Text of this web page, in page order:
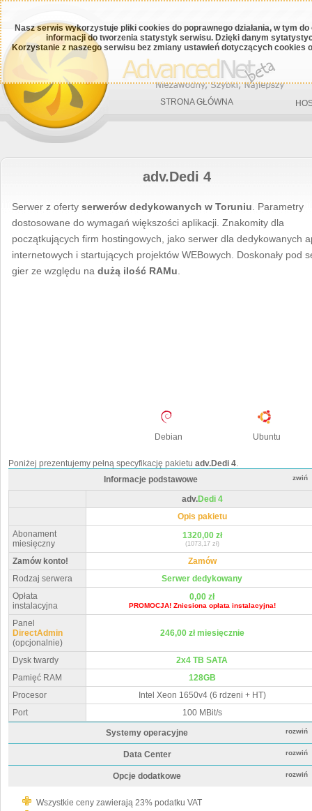
Nasz serwis wykorzystuje pliki cookies do poprawnego działania, w tym
informacji do tworzenia statystyk serwisu. Dzięki danym
Korzystanie z naszego serwisu bez zmiany ustawień dotyczących cookies
STRONA GŁÓWNA
adv.Dedi 4
Serwer z oferty serwerów dedykowanych w Toruniu . Parametry
dostosowane do wymagań większości aplikacji. Znakomity dla
początkujących firm hostingowych, jako serwer dla dedykowanych
internetowych i startujących projektów WEBowych. Doskonały pod
gier ze względu na dużą ilość RAMu
Debian Ubuntu
Poniżej prezentujemy pełną specyfikację pakietu adv.Dedi 4.
Informacje podstawowe
zwiń
adv.Dedi 4
Opis pakietu
Abonament
miesięczny
1320,00 zł
(1073,17 zł)
Zamów konto!
Zamów
Rodzaj serwera
Serwer dedykowany
Opłata
instalacyjna
0,00 zł
PROMOCJA! Zniesiona opłata instalacyjna!
Panel
DirectAdmin
(opcjonalnie)
246,00 zł miesięcznie
Dysk twardy
2x4 TB SATA
Pamięć RAM
128GB
Procesor
Intel Xeon 1650v4 (6 rdzeni + HT)
Port
100 MBit/s
Systemy operacyjne rozwiń
Data Center rozwiń
Opcje dodatkowe rozwiń
Wszystkie ceny zawierają 23% podatku VAT